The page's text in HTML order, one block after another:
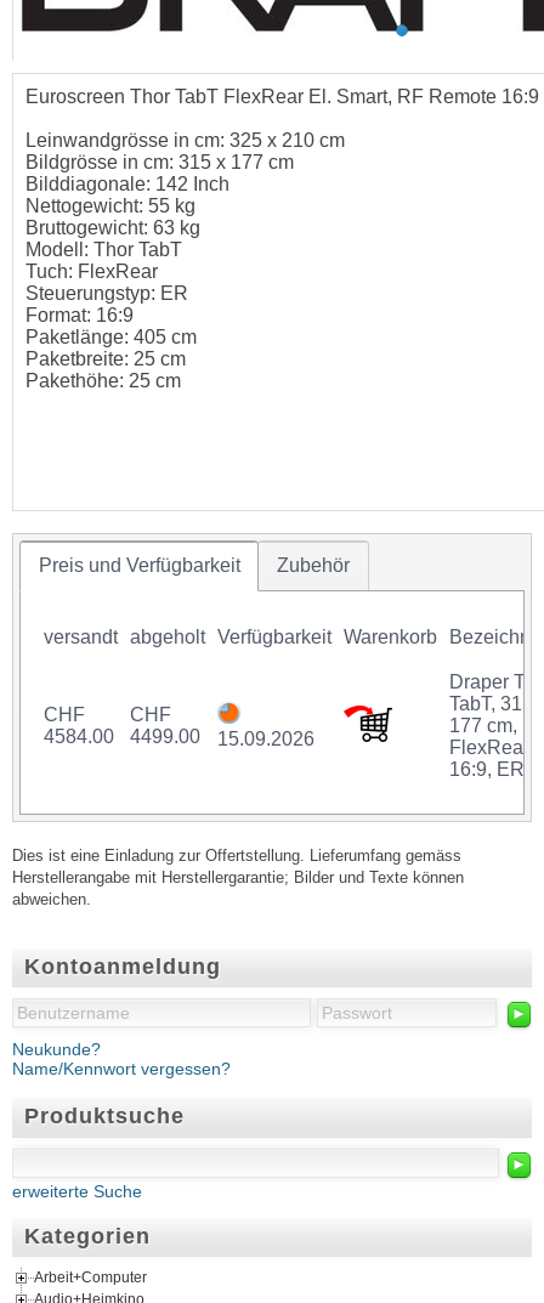
Kontoanmeldung
►
Neukunde?
Name/Kennwort vergessen?
Produktsuche
►
erweiterte Suche
Kategorien
Arbeit+Computer
Euroscreen Thor TabT FlexRear El. Smart, RF Remote 16:9
Leinwandgrösse in cm: 325 x 210 cm
Bildgrösse in cm: 315 x 177 cm
Bilddiagonale: 142 Inch
Nettogewicht: 55 kg
Bruttogewicht: 63 kg
Modell: Thor TabT
Tuch: FlexRear
Steuerungstyp: ER
Format: 16:9
Paketlänge: 405 cm
Paketbreite: 25 cm
Pakethöhe: 25 cm
Preis und Verfügbarkeit Zubehör
versandt abgeholt Verfügbarkeit Warenkorb
CHF
4584.00
CHF
4499.00
15.09.2026
Draper
TabT, 315
177 cm,
FlexRear,
16:9, ER
Dies ist eine Einladung zur Offertstellung. Lieferumfang gemäss
Herstellerangabe mit Herstellergarantie; Bilder und Texte können
abweichen.